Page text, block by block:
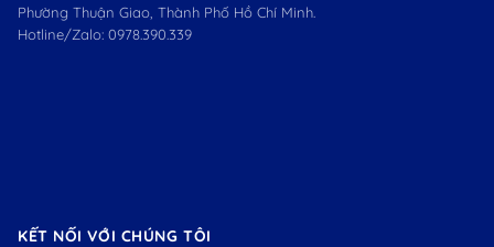
Phường Thuận Giao, Thành Phố Hồ Chí Minh.
Hotline/Zalo: 0978.390.339
KẾT NỐI VỚI CHÚNG TÔI